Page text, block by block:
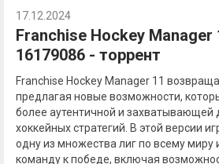
17.12.2024
Franchise Hockey Manager
16179086 - торрент
Franchise Hockey Manager 11
предлагая новые возможности,
более аутентичной и захватывающей
хоккейных стратегий. В этой версии
одну из множества лиг по всему миру
команду к победе, включая